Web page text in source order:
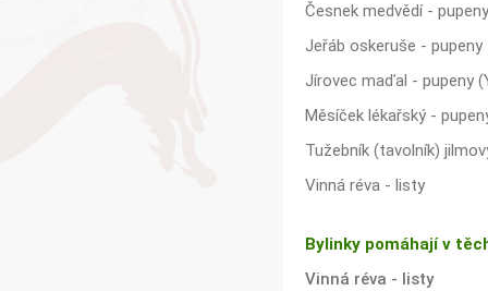
Česnek medvědí -
Jeřáb oskeruše - pupeny
Jírovec maďal - pupeny
Měsíček lékařský -
Tužebník (tavolník)
Vinná réva - listy
Bylinky pomáhají v
Vinná réva - listy